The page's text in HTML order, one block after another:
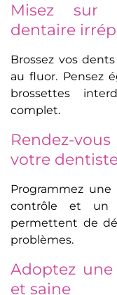
Misez sur
dentaire
Brossez vos
au fluor. Pensez
brossettes
complet.
Rendez-
votre
Programmez
contrôle et un
permettent de
problèmes.
Adoptez
et saine